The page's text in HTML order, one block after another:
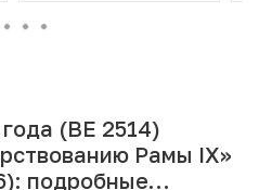
(BE 2514)
Рамы IX»
подробные